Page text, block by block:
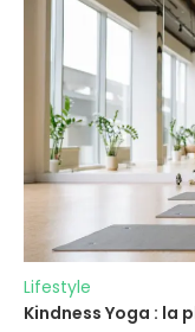
Lifestyle
Kindness Yoga : la